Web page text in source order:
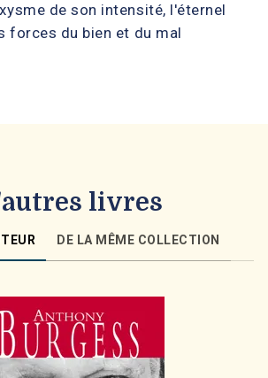
de son intensité, l'éternel
forces du bien et du mal
livres
DE LA MÊME COLLECTION